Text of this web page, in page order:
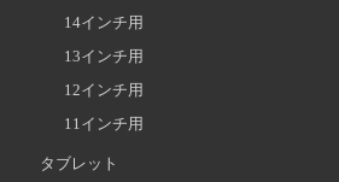
14インチ用
13インチ用
12インチ用
11インチ用
タブレット